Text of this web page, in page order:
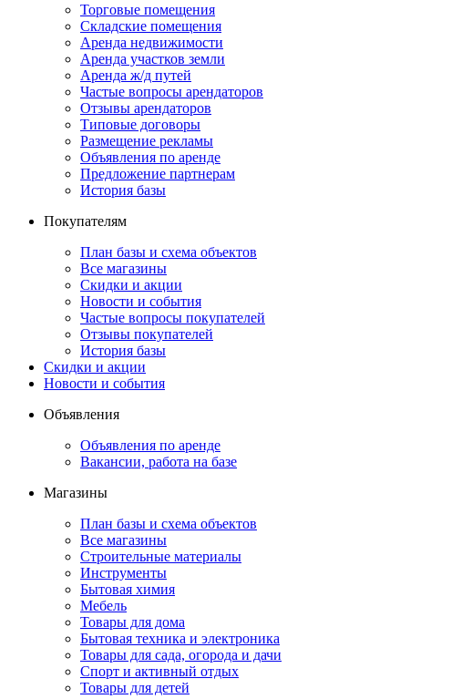
Торговые помещения
Складские помещения
Аренда недвижимости
Аренда участков земли
Аренда ж/д путей
Частые вопросы арендаторов
Отзывы арендаторов
Типовые договоры
Размещение рекламы
Объявления по аренде
Предложение партнерам
История базы
Покупателям
План базы и схема объектов
Все магазины
Скидки и акции
Новости и события
Частые вопросы покупателей
Отзывы покупателей
История базы
Скидки и акции
Новости и события
Объявления
Объявления по аренде
Вакансии, работа на базе
Магазины
План базы и схема объектов
Все магазины
Строительные материалы
Инструменты
Бытовая химия
Мебель
Товары для дома
Бытовая техника и электроника
Товары для сада, огорода и дачи
Спорт и активный отдых
Товары для детей